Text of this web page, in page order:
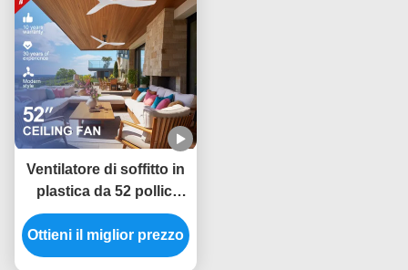
Ventilatore di soffitto in
plastica da 52 pollici
con scelta a 6 velocità e
telecomando
intelligente per la fonte
Ottieni il miglior prezzo